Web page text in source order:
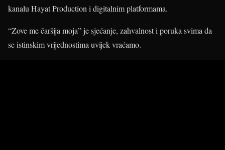
kanalu Hayat Production i digitalnim platformama.
“Zove me čaršija moja” je sjećanje, zahvalnost i poruka svima da
se istinskim vrijednostima uvijek vraćamo.